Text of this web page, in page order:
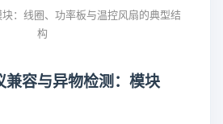
：线圈、功率板与温控风扇的典型结
构
兼容与异物检测：模块